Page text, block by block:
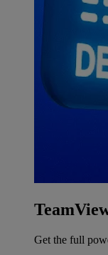
Get the full